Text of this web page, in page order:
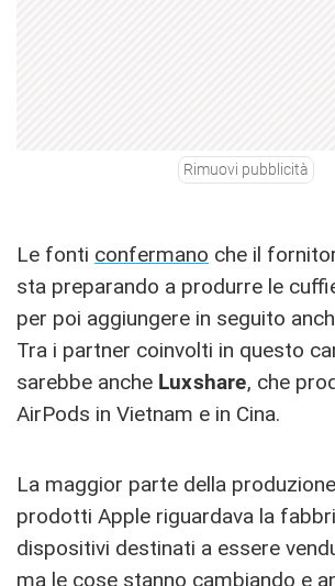
Rimuovi pubblicità
Le fonti confermano che il
sta preparando a produrre le
per poi aggiungere in seguito
Tra i partner coinvolti in questo
sarebbe anche Luxshare, che
AirPods in Vietnam e in Cina.
La maggior parte della
prodotti Apple riguardava la
dispositivi destinati a essere
ma le cose stanno cambiando e